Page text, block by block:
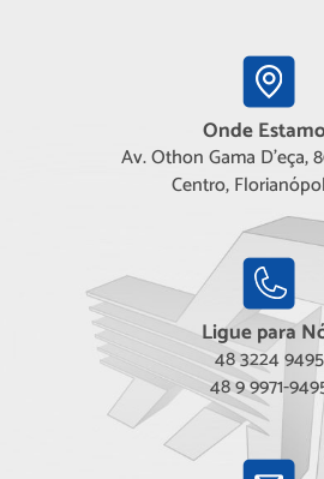
Onde
Av. Othon Gama D'eça,
Centro,
Ligue para
48 3224 9495
48 9 9971-